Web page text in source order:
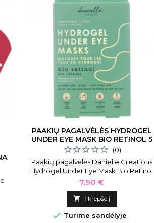
PAAKIŲ PAGALVĖLĖS HYDROGEL
UNDER EYE MASK BIO RETINOL 5
POROS
(0)
Paakių pagalvėlės Danielle Creations
Hydrogel Under Eye Mask Bio Retinol
DC8711BRHN, 5 poros
Kaina
7,90 €
 Į krepšelį
 Turime sandėlyje